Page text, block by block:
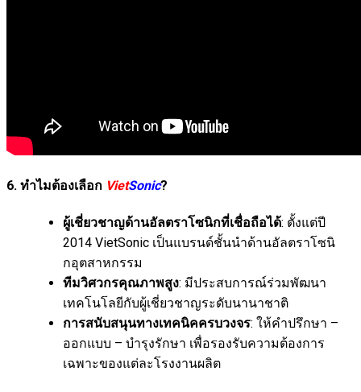
6. ทำไมต้องเลือก VietSonic?
ผู้เชี่ยวชาญด้านอัลตราโซนิกที่เชื่อถือได้: ตั้งแต่ปี
2014 VietSonic เป็นแบรนด์ชั้นนำด้านอัลตราโซนิ
กอุตสาหกรรม
ทีมวิศวกรคุณภาพสูง: มีประสบการณ์ร่วมพัฒนา
เทคโนโลยีกับผู้เชี่ยวชาญระดับนานาชาติ
การสนับสนุนทางเทคนิคครบวงจร: ให้คำปรึกษา –
ออกแบบ – บำรุงรักษา เพื่อรองรับความต้องการ
เฉพาะของแต่ละโรงงานผลิต